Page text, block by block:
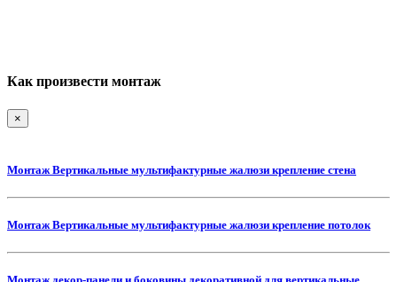
Как произвести монтаж
×
Монтаж Вертикальные мультифактурные жалюзи крепление стена
Монтаж Вертикальные мультифактурные жалюзи крепление потолок